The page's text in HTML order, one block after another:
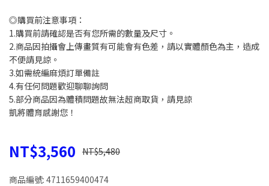
◎購買前注意事項：
1.購買前請確認是否有您所需的數量及尺寸。
2.商品因拍攝會上傳畫質有可能會有色差，請以實體顏色為主，造成
不便請見諒。
3.如需統編麻煩訂單備註
4.有任何問題歡迎聊聊詢問
5.部分商品因為體積問題故無法超商取貨，請見諒
凱將體育感謝您！
NT$3,560 NT$5,480
商品編號: 4711659400474